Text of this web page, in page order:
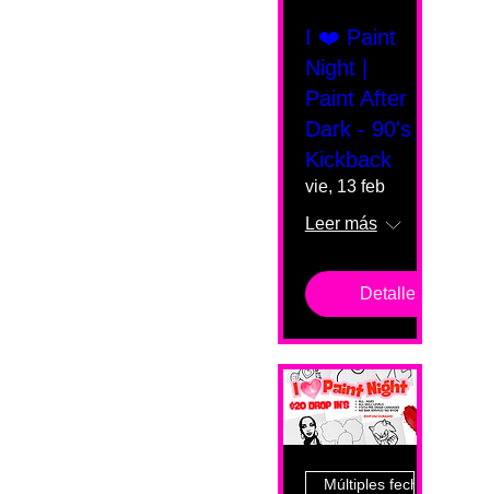
I ❤️ Paint
Night |
Paint After
Dark - 90's
Kickback
vie, 13 feb
Leer más
Detalles
Múltiples fechas